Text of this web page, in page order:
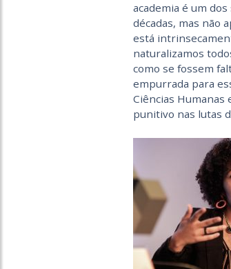
academia é um
décadas, mas não
está
naturalizamos
como se fossem
empurrada para
Ciências Humanas
punitivo nas lutas